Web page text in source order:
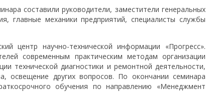
составили руководители, заместители генеральных
главные механики предприятий, специалисты службы
центр научно-технической информации «Прогресс».
современным практическим методам организации
технической диагностики и ремонтной деятельности,
освещение других вопросов. По окончании семинара
обучения по направлению «Менеджмент